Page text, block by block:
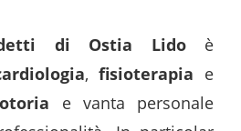
di Ostia Lidoè
,fisioterapia e
e vanta personale